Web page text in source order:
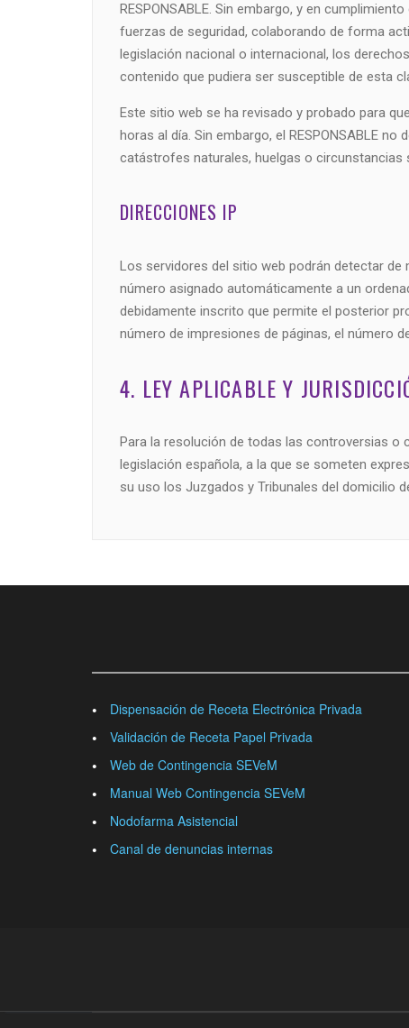
RESPONSABLE. Sin embargo, y en
fuerzas de seguridad, colaborando de forma
legislación nacional o internacional, los
contenido que pudiera ser susceptible de esta
Este sitio web se ha revisado y probado para
horas al día. Sin embargo, el RESPONSABLE
catástrofes naturales, huelgas o circunstancias
DIRECCIONES IP
Los servidores del sitio web podrán detectar de
número asignado automáticamente a un
debidamente inscrito que permite el posterior
número de impresiones de páginas, el número
4. LEY APLICABLE Y
Para la resolución de todas las controversias o
legislación española, a la que se someten
su uso los Juzgados y Tribunales del domicilio
Dispensación de Receta Electrónica Privada
Validación de Receta Papel Privada
Web de Contingencia SEVeM
Manual Web Contingencia SEVeM
Nodofarma Asistencial
Canal de denuncias internas